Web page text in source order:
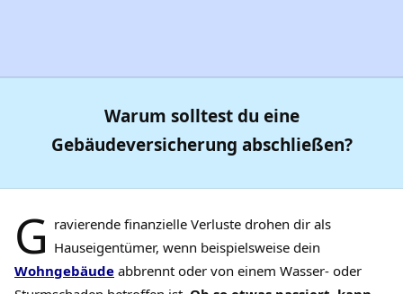
Warum solltest du eine
Gebäudeversicherung abschließen?
G ravierende finanzielle Verluste drohen dir als
Hauseigentümer, wenn beispielsweise dein
Wohngebäude abbrennt oder von einem Wasser- oder